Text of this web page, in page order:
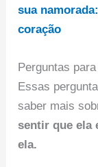
sua
coração
Perguntas
Essas
saber mais
sentir que ela
ela.